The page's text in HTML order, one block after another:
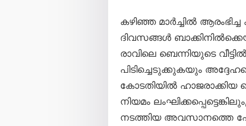
കഴിഞ്ഞ മാർച്ചിൽ
ദിവസങ്ങൾ
രാവിലെ ബെന്നിയുടെ
പിടിച്ചെടുക്കുകയും
കോടതിയിൽ ഹാജരാക്കിയ
നിയമം
നടത്തിയ അവസാനത്തെ